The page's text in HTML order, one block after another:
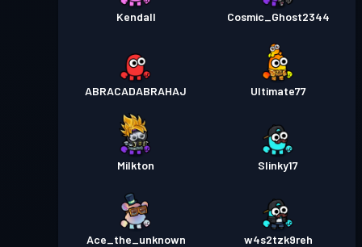
Kendall Cosmic_Ghost2344
ABRACADABRAHAJ Ultimate77
Milkton Slinky17
Ace_the_unknown w4s2tzk9reh